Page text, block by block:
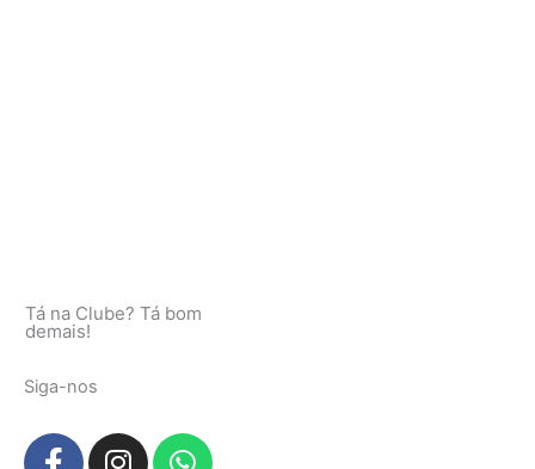
Tá na Clube? Tá bom
demais!
Siga-nos
F
I
W